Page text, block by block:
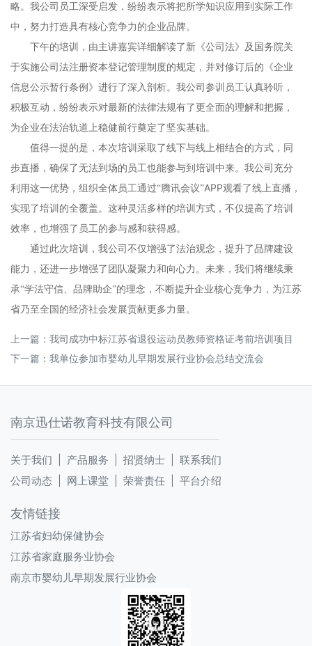
略。我公司员工深受启发，纷纷表示将把所学知识应用到实际工作
中，努力打造具有核心竞争力的企业品牌。
下午的培训，由主讲嘉宾详细解读了新《公司法》及国务院关
于实施公司法注册资本登记管理制度的规定，并对修订后的《企业
信息公示暂行条例》进行了深入剖析。我公司参训员工认真聆听，
积极互动，纷纷表示对最新的法律法规有了更全面的理解和把握，
为企业在法治轨道上稳健前行奠定了坚实基础。
值得一提的是，本次培训采取了线下与线上相结合的方式，同
步直播，确保了无法到场的员工也能参与到培训中来。我公司充分
利用这一优势，组织全体员工通过“腾讯会议”APP观看了线上直播，
实现了培训的全覆盖。这种灵活多样的培训方式，不仅提高了培训
效率，也增强了员工的参与感和获得感。
通过此次培训，我公司不仅增强了法治观念，提升了品牌建设
能力，还进一步增强了团队凝聚力和向心力。未来，我们将继续秉
承“学法守信、品牌助企”的理念，不断提升企业核心竞争力，为江苏
省乃至全国的经济社会发展贡献更多力量。
上一篇： 我司成功中标江苏省退役运动员教师资格证考前培训项目
下一篇： 我单位参加市婴幼儿早期发展行业协会总结交流会
南京迅仕诺教育科技有限公司
关于我们 | 产品服务 | 招贤纳士 | 联系我们
公司动态 | 网上课堂 | 荣誉责任 | 平台介绍
友情链接
江苏省妇幼保健协会
江苏省家庭服务业协会
南京市婴幼儿早期发展行业协会